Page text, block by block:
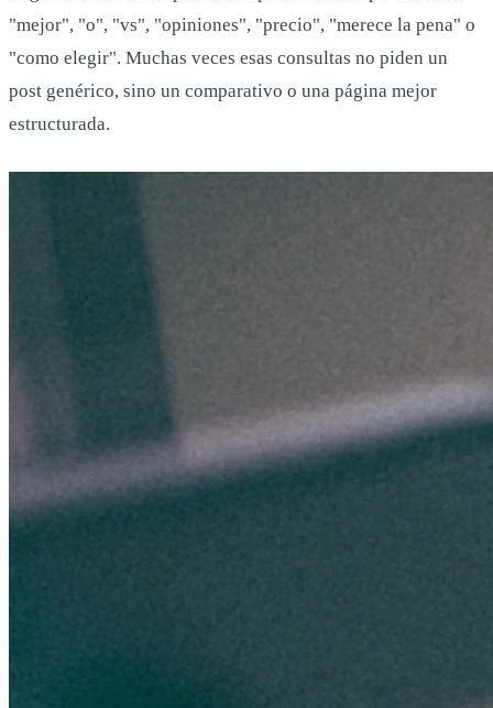
"mejor", "o", "vs", "opiniones", "precio", "merece la pena" o
"como elegir". Muchas veces esas consultas no piden un
post genérico, sino un comparativo o una página mejor
estructurada.